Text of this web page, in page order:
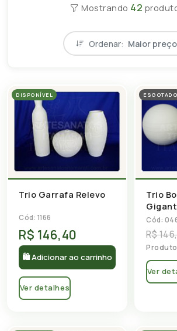
Mostrando 42
Ordenar: Maior preço
DISPONÍVEL
Trio Garrafa Relevo
Cód: 1166
R$ 146,40
🛍 Adicionar ao carrinho
Ver detalhes
ESGOTADO
Trio
Cód:
R$
Ver